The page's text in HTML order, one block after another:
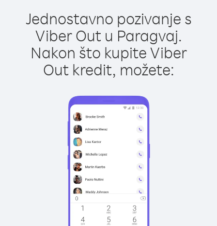
Jednostavno pozivanje s
Viber Out u Paragvaj.
Nakon što kupite Viber
Out kredit, možete: